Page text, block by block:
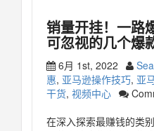
销量开挂！一路
可忽视的几个爆
6月 1st, 2022
惠, 亚马逊操作技巧, 亚
干货, 视频中心
在深入探索最赚钱的类